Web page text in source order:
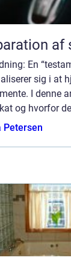
af
En
sig i at
I denne
og hvorfor
Petersen